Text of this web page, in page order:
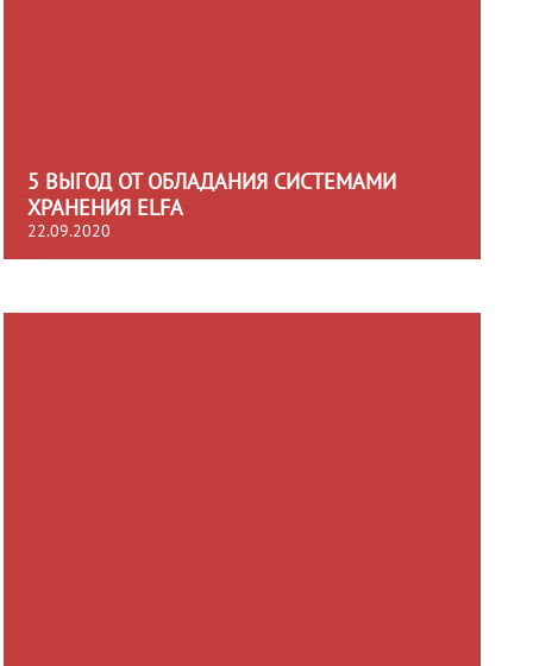
5 ВЫГОД ОТ ОБЛАДАНИЯ СИСТЕМАМИ
ХРАНЕНИЯ ELFA
22.09.2020